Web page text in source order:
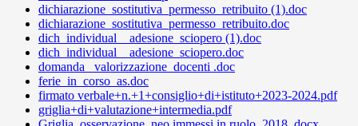
dichiarazione_sostitutiva_permesso_retribuito (1).doc
dichiarazione_sostitutiva_permesso_retribuito.doc
dich_individual__adesione_sciopero (1).doc
dich_individual__adesione_sciopero.doc
domanda_ valorizzazione_docenti .doc
ferie_in_corso_as.doc
firmato verbale+n.+1+consiglio+di+istituto+2023-2024.pdf
griglia+di+valutazione+intermedia.pdf